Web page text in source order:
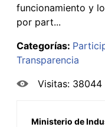
funcionamiento y
por part...
Categorías:
Transparencia
Visitas: 38044
Ministerio de